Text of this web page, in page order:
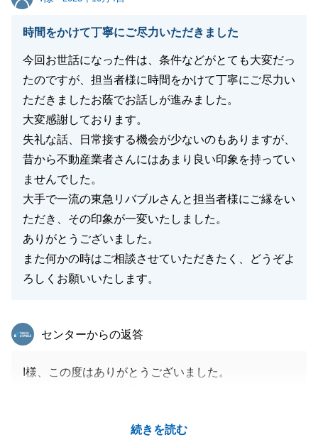
時間をかけて丁寧にご尽力いただきました
今回お世話になった件は、条件などがとても大変だっ
たのですが、担当者様に時間をかけて丁寧にご尽力い
ただきましたお蔭でお話しが進みました。
大変感謝しております。
失礼な話、日常接する機会が少ないのもありますが、
昔から不動産業者さんにはあまり良い印象を持ってい
ませんでした。
大手で一流の東急リバブルさんと担当者様にご縁をい
ただき、その印象が一変いたしました。
ありがとうございました。
また何かの時はご相談させていただきたく、どうぞよ
ろしくお願いいたします。
続きを読む
東急リバブル
センターからの返答
I様、この度はありがとうございました。